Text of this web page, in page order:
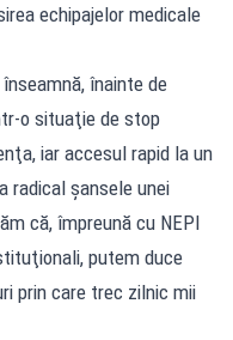
echipajelor medicale
înainte de
o situaţie de stop
iar accesul rapid la un
radical şansele unei
că, împreună cu NEPI
putem duce
prin care trec zilnic mii